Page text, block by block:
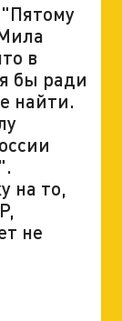
в
бы ради
найти.
на то,
не